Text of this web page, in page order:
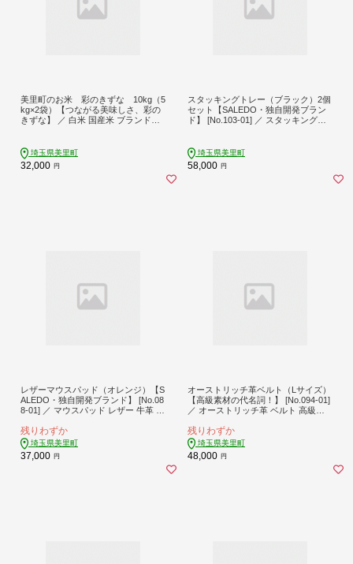
美里町のお米 彩のきずな 10kg（5
kg×2袋）【つながる美味しさ、彩の
きずな】 ／ 白米 国産米 ブランド米
庭用 ストック まとめ買い 埼玉県 [N
o.238]
埼玉県美里町
32,000 円
スタッキングトレー（ブラック）2個
セット【SALEDO・独自開発ブラン
ド】 [No.103-01] ／ スタッキングト
重ね収納 環境配慮 エコ 廃材利用 SA
LEDO 小物整理 机上整理 高級感 埼
玉県
埼玉県美里町
58,000 円
レザーマウスパッド（オレンジ）【S
ALEDO・独自開発ブランド】 [No.08
8-01] ／ マウスパッド レザー 牛革 高
スクアクセサリー デザイン 上質 机
上整理 エコ おしゃれ PC周辺機器 操
作性 埼玉県
残りわずか
埼玉県美里町
37,000 円
オーストリッチ革ベルト（Lサイズ）
【高級素材の代名詞！】 [No.094-01]
／ オーストリッチ革 ベルト 高級革
ベルト 手作りベルト 日本製ベルト
軽量革 革小物 上品ベルト エコレザ
ー エグゼクティブ用品 ギフト用ベル
ト 高級素材 贈り物 埼玉県
残りわずか
埼玉県美里町
48,000 円